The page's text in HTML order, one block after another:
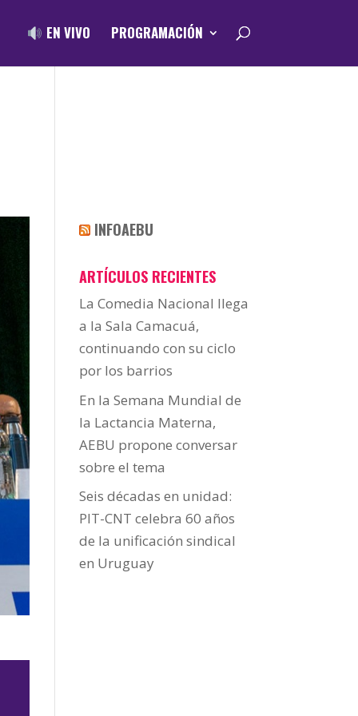
EN VIVO PROGRAMACIÓN
INFOAEBU
ARTÍCULOS RECIENTES
La Comedia Nacional llega
a la Sala Camacuá,
continuando con su ciclo
por los barrios
En la Semana Mundial de
la Lactancia Materna,
AEBU propone conversar
sobre el tema
Seis décadas en unidad:
PIT-CNT celebra 60 años
de la unificación sindical
en Uruguay